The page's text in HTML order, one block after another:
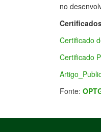
no
Certificado
Certificado
Fonte: